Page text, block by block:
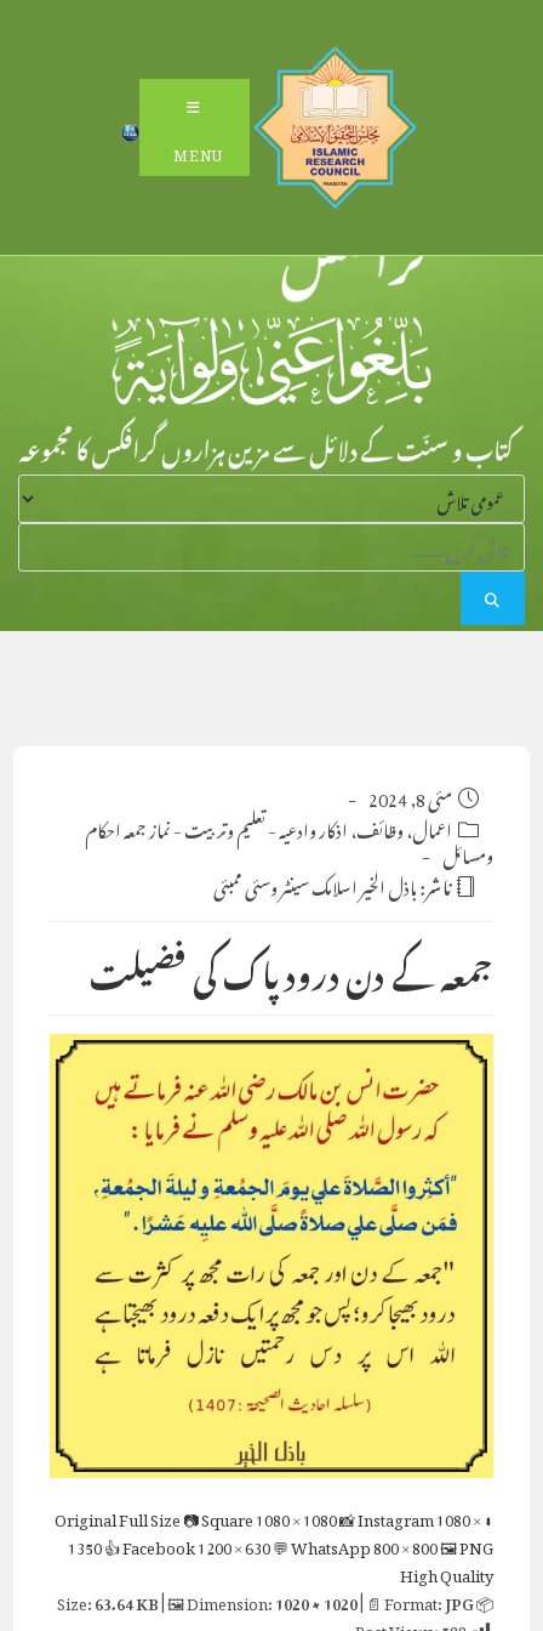
MENU
Post
published:
مئی 8, 2024
Post
category:
اعمال، وظائف، اذکار وادعیہ-تعلیم وتربیت-نماز جمعہ احکام
ومسائل
ناشر:باذل الخیر اسلامک سینٹر وسئی ممبئی
جمعہ کے دن درود پاک کی فضیلت
⬇ Original
Full Size📷 Square1080 × 1080📸 Instagram1080 ×
1350👍 Facebook1200 × 630💬 WhatsApp800 × 800🖼 PNG
High Quality
📦 Size:
63.64 KB| 🖼 Dimension:1020 × 1020| 📄 Format:JPG